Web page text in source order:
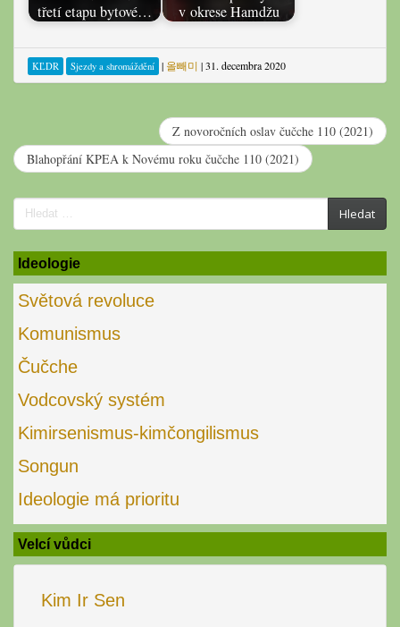
třetí etapu bytové…
v okrese Hamdžu
KĽDR Sjezdy a shromáždění | 올빼미 |31. decembra 2020
Z novoročních oslav čučche 110 (2021)
Blahopřání KPEA k Novému roku čučche 110 (2021)
Search
for:
Hledat
Ideologie
Světová revoluce
Komunismus
Čučche
Vodcovský systém
Kimirsenismus-kimčongilismus
Songun
Ideologie má prioritu
Velcí vůdci
Kim Ir Sen